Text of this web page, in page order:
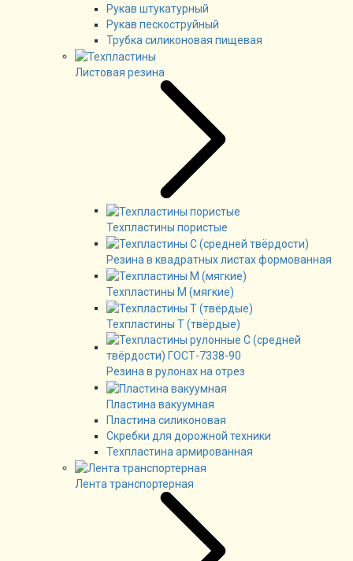
Рукав штукатурный
Рукав пескоструйный
Трубка силиконовая пищевая
Листовая резина
Техпластины пористые
Резина в квадратных листах формованная
Техпластины М (мягкие)
Техпластины Т (твёрдые)
Резина в рулонах на отрез
Пластина вакуумная
Пластина силиконовая
Скребки для дорожной техники
Техпластина армированная
Лента транспортерная